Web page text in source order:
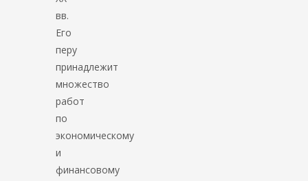
вв.
Его
перу
принадлежит
множество
работ
по
экономическому
и
финансовому